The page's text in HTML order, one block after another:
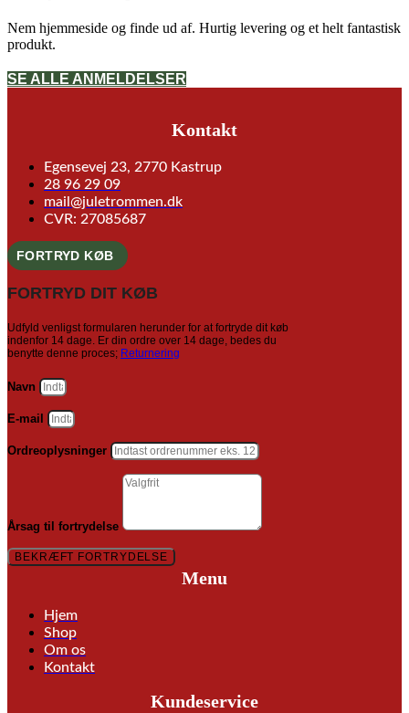
Nem hjemmeside og finde ud af. Hurtig levering og et helt fantastisk
produkt.
SE ALLE ANMELDELSER
Kontakt
Egensevej 23, 2770 Kastrup
28 96 29 09
mail@juletrommen.dk
CVR: 27085687
FORTRYD KØB
FORTRYD DIT KØB
Udfyld venligst formularen herunder for at fortryde dit køb
indenfor 14 dage. Er din ordre over 14 dage, bedes du
benytte denne proces; Returnering
Navn
E-mail
Ordreoplysninger
Årsag til fortrydelse
BEKRÆFT FORTRYDELSE
Menu
Hjem
Shop
Om os
Kontakt
Kundeservice